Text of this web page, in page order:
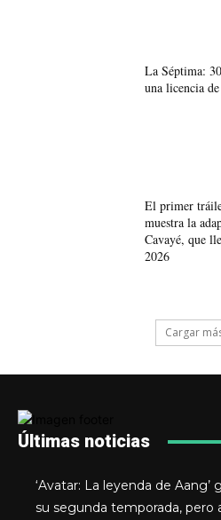
La Séptima:
una licencia
El primer
muestra la
Cavayé, que
2026
Cargar
Últimas noticias
‘Avatar: La leyenda de Aang’
su segunda temporada, pero